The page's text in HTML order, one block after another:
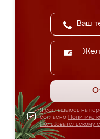
Я соглашаюсь на
согласно Политике
Пользовательскому